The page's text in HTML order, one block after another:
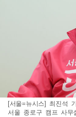
[서울=뉴시스] 최진석
서울 종로구 캠프 사무